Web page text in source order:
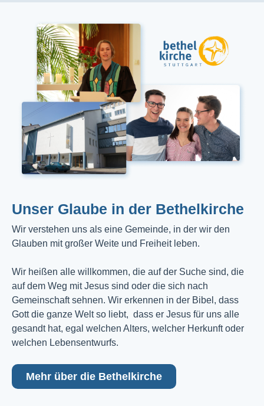
Unser Glaube in der Bethelkirche
Wir verstehen uns als eine Gemeinde, in der wir den
Glauben mit großer Weite und Freiheit leben.
Wir heißen alle willkommen, die auf der Suche sind, die
auf dem Weg mit Jesus sind oder die sich nach
Gemeinschaft sehnen. Wir erkennen in der Bibel, dass
Gott die ganze Welt so liebt, dass er Jesus für uns alle
gesandt hat, egal welchen Alters, welcher Herkunft oder
welchen Lebensentwurfs.
Mehr über die Bethelkirche